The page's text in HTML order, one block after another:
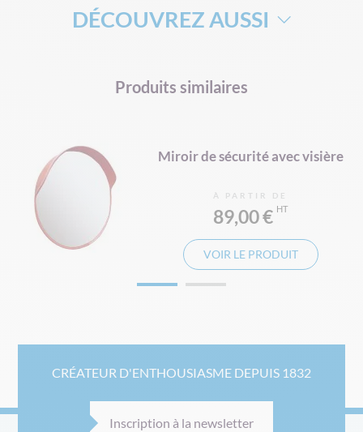
DÉCOUVREZ AUSSI
Produits similaires
Miroir de sécurité avec visière
À PARTIR DE
89,00 €
VOIR LE PRODUIT
CRÉATEUR D'ENTHOUSIASME DEPUIS 1832
Inscription à la newsletter